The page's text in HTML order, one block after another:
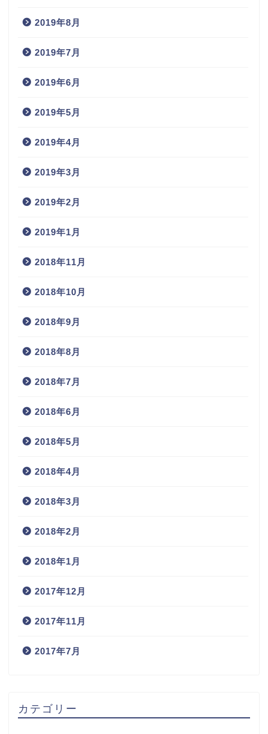
2019年8月
2019年7月
2019年6月
2019年5月
2019年4月
2019年3月
2019年2月
2019年1月
2018年11月
2018年10月
2018年9月
2018年8月
2018年7月
2018年6月
2018年5月
2018年4月
2018年3月
2018年2月
2018年1月
2017年12月
2017年11月
2017年7月
カテゴリー